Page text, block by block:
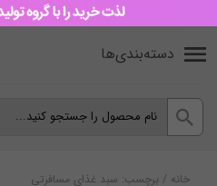
دسته‌بندی‌ها
خانه / برچسب: سبد غذای مسافرتی